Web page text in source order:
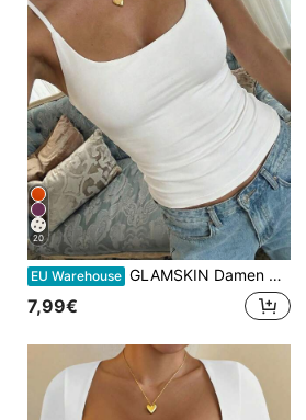
20
EU Warehouse GLAMSKIN Damen Sommer/Herbst Basic einfarbiges U-Ausschnitt Spaghettiträger Crop Camisole, Polka Dot Y2K Slim Fit Tank Top, tägliche Streetwear Weiß
7,99€